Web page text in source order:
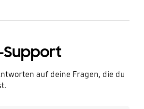
auf deine Fragen, die du